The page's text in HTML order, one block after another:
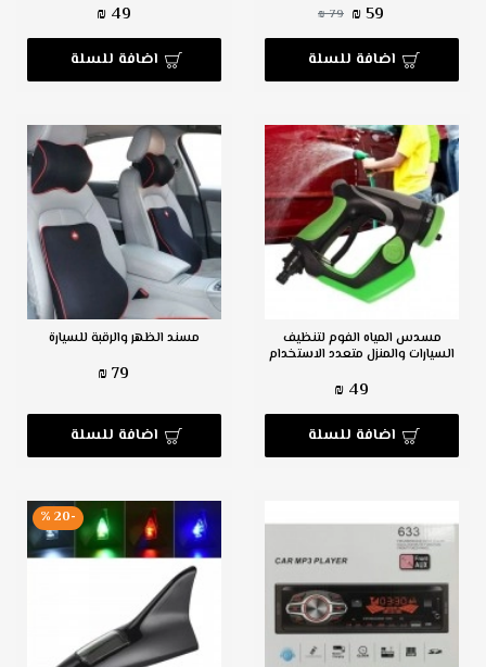
59 ₪
79 ₪
اضافة للسلة
49 ₪
اضافة للسلة
مسدس المياه الفوم لتنظيف
السيارات والمنزل متعدد الاستخدام
49 ₪
اضافة للسلة
مسند الظهر والرقبة للسيارة
79 ₪
اضافة للسلة
-20 %